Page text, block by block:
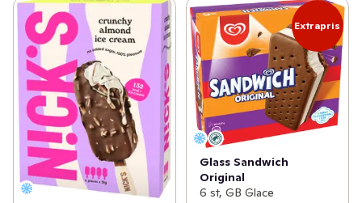
Extrapris
Glass Sandwich
Original
6 st, GB Glace